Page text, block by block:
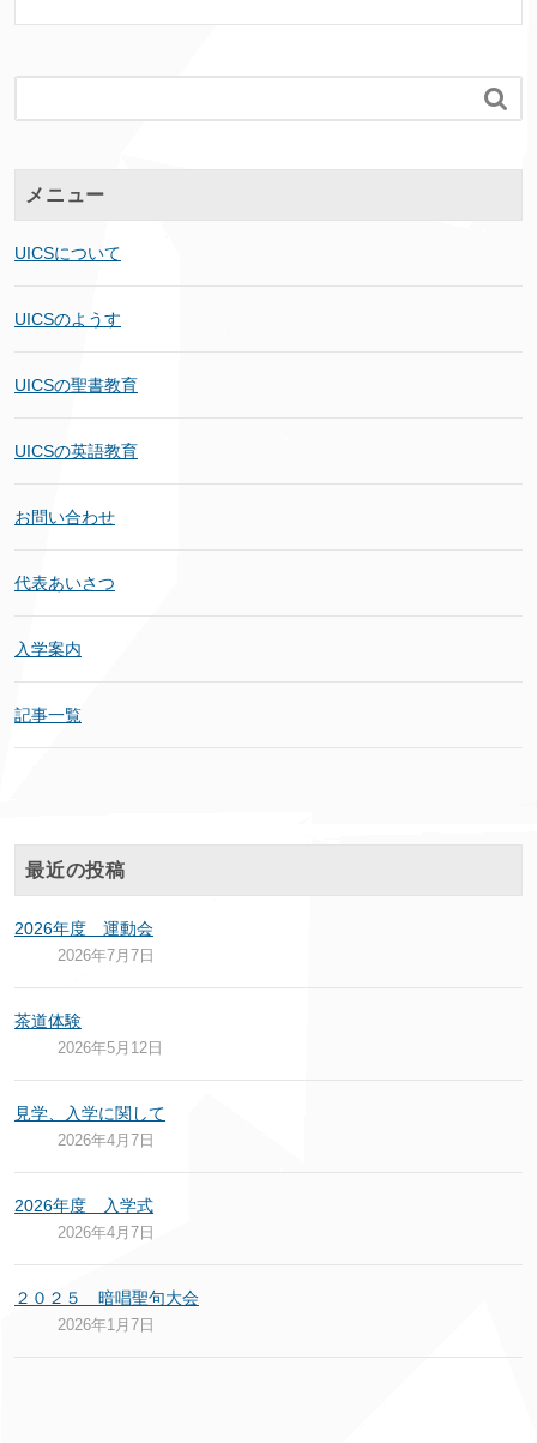

メニュー
UICSについて
UICSのようす
UICSの聖書教育
UICSの英語教育
お問い合わせ
代表あいさつ
入学案内
記事一覧
最近の投稿
2026年度 運動会
2026年7月7日
茶道体験
2026年5月12日
見学、入学に関して
2026年4月7日
2026年度 入学式
2026年4月7日
２０２５ 暗唱聖句大会
2026年1月7日